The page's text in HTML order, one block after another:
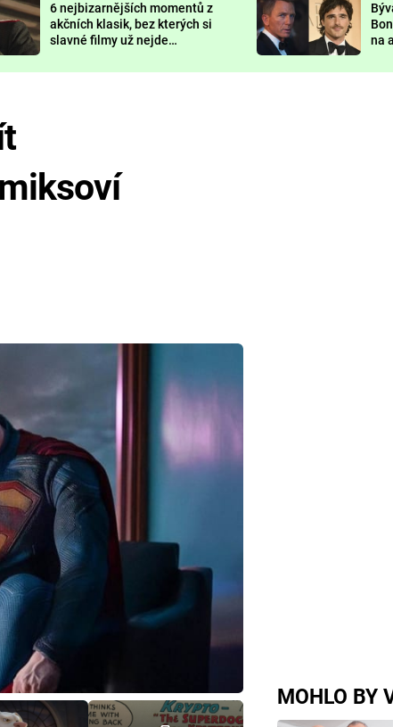
DEADPOOL
6 nejbizarnějších momentů z
akčních klasik, bez kterých si
slavné filmy už nejde
na
MOHLO BY